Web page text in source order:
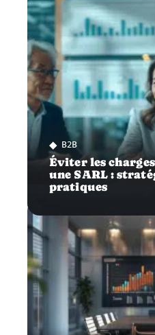
B2B
Éviter les
une SARL :
pratiques